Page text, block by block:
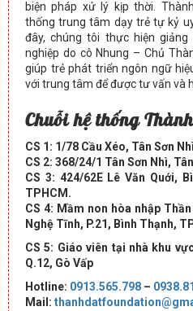
biện pháp xử lý kịp thời.
thống trung tâm dạy trẻ tự kỷ
đây, chúng tôi thực hiện
nghiệp do cô Nhung – Chủ
giúp trẻ phát triển ngôn ngữ
với trung tâm để được tư vấn và
Chuỗi hệ thống
CS 1: 1/78 Cầu Xéo, Tân Sơn
CS 2: 368/24/1 Tân Sơn Nhì,
CS 3: 424/62E Lê Văn Quới,
TPHCM.
CS 4: Mầm non hòa nhập
Nghệ Tĩnh, P.21, Bình Thạnh,
CS 5: Giáo viên tại nhà khu
Q.12, Gò Vấp
Hotline: 0913.565.798 –
Mail: